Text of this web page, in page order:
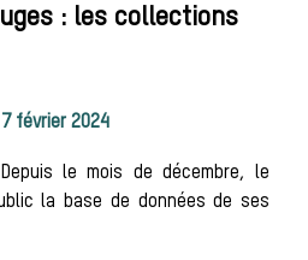
Les acteurs de la vènerie
de
: les collections
7 février 2024
Depuis le mois de décembre, le
la base de données de ses